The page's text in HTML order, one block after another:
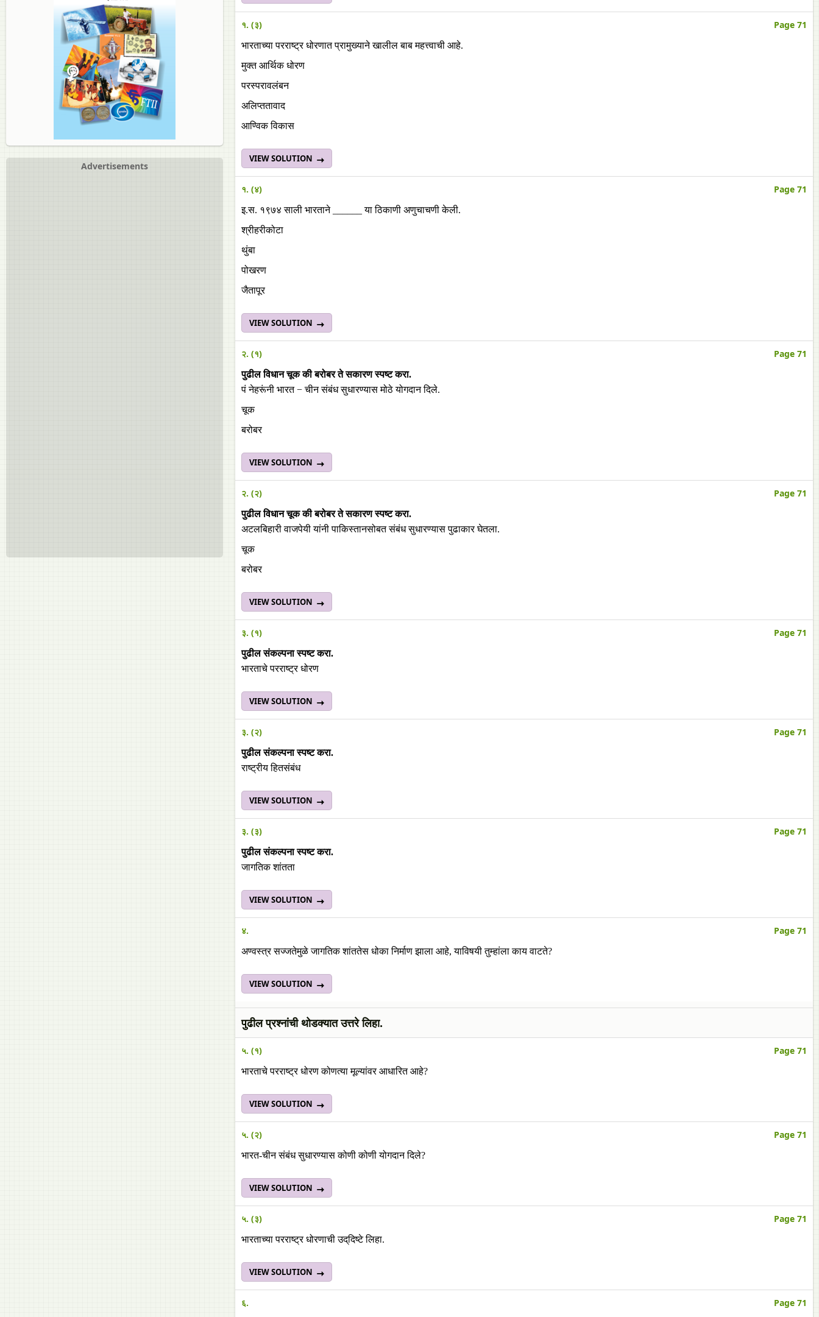
Advertisements
१. (३) Page 71
भारताच्या परराष्ट्र धोरणात प्रामुख्याने खालील बाब महत्त्वाची आहे.
मुक्त आर्थिक धोरण
परस्परावलंबन
अलिप्ततावाद
आण्विक विकास
VIEW SOLUTION
१. (४) Page 71
इ.स. १९७४ साली भारताने ______ या ठिकाणी अणुचाचणी केली.
श्रीहरीकोटा
थुंबा
पोखरण
जैतापूर
VIEW SOLUTION
२. (१) Page 71
पुढील विधान चूक की बरोबर ते सकारण स्पष्ट करा.
पं नेहरूंनी भारत − चीन संबंध सुधारण्यास मोठे योगदान दिले.
चूक
बरोबर
VIEW SOLUTION
२. (२) Page 71
पुढील विधान चूक की बरोबर ते सकारण स्पष्ट करा.
अटलबिहारी वाजपेयी यांनी पाकिस्तानसोबत संबंध सुधारण्यास पुढाकार घेतला.
चूक
बरोबर
VIEW SOLUTION
३. (१) Page 71
पुढील संकल्पना स्पष्ट करा.
भारताचे परराष्ट्र धोरण
VIEW SOLUTION
३. (२) Page 71
पुढील संकल्पना स्पष्ट करा.
राष्ट्रीय हितसंबंध
VIEW SOLUTION
३. (३) Page 71
पुढील संकल्पना स्पष्ट करा.
जागतिक शांतता
VIEW SOLUTION
४. Page 71
अण्वस्त्र सज्जतेमुळे जागतिक शांततेस धोका निर्माण झाला आहे, याविषयी तुम्हांला काय वाटते?
VIEW SOLUTION
पुढील प्रश्नांची थोडक्यात उत्तरे लिहा.
५. (१) Page 71
भारताचे परराष्ट्र धोरण कोणत्या मूल्यांवर आधारित आहे?
VIEW SOLUTION
५. (२) Page 71
भारत-चीन संबंध सुधारण्यास कोणी कोणी योगदान दिले?
VIEW SOLUTION
५. (३) Page 71
भारताच्या परराष्ट्र धोरणाची उद्‌दिष्टे लिहा.
VIEW SOLUTION
६. Page 71